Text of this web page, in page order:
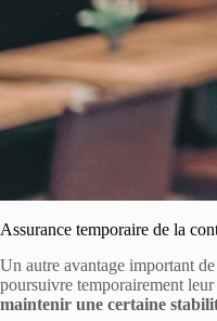
Assurance temporaire de la
Un autre avantage important
poursuivre temporairement
maintenir une certaine